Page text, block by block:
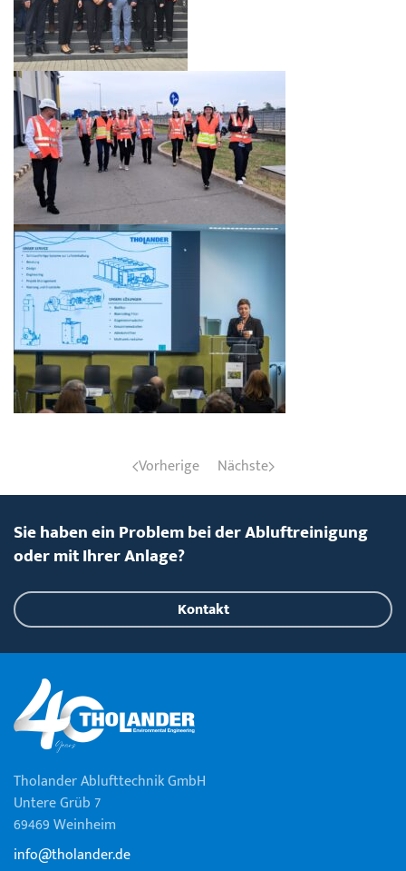
Vorherige Nächste
Sie haben ein Problem bei der Abluftreinigung
oder mit Ihrer Anlage?
Kontakt
Tholander Ablufttechnik GmbH
Untere Grüb 7
69469 Weinheim
info@tholander.de